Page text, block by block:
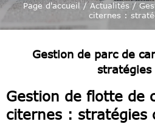
Page d'accueil/Actualités/
citernes :
Gestion de parc de
stratégies
Gestion de flotte de
citernes : stratégies